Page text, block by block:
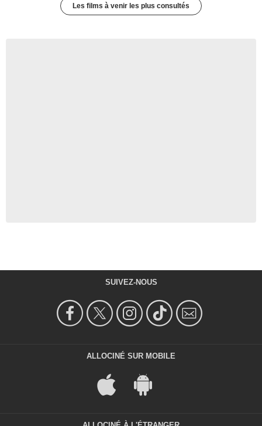
Les films à venir les plus consultés
SUIVEZ-NOUS
ALLOCINÉ SUR MOBILE